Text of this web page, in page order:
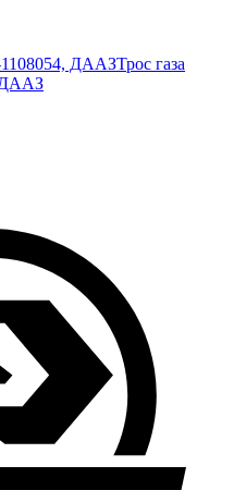
1108054, ДААЗТрос газа
ДААЗ